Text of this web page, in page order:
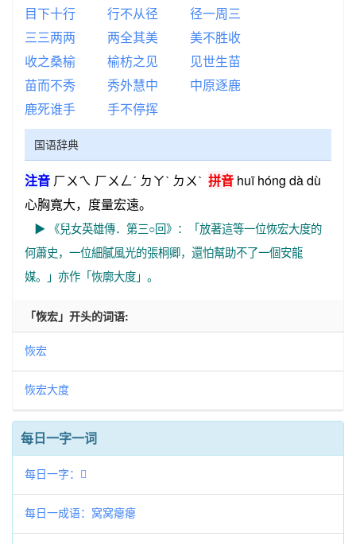
目下十行
行不从径
径一周三
三三两两
两全其美
美不胜收
收之桑榆
榆枋之见
见世生苗
苗而不秀
秀外慧中
中原逐鹿
鹿死谁手
手不停挥
国语辞典
注音 ㄏㄨㄟ ㄏㄨㄥˊ ㄉㄚˋ ㄉㄨˋ 拼音 huī hóng dà dù
心胸寬大，度量宏遠。
▶ 《兒女英雄傳．第三○回》：「放著這等一位恢宏大度的
何蕭史，一位細膩風光的張桐卿，還怕幫助不了一個安龍
媒。」亦作「恢廓大度」。
「恢宏」开头的词语:
恢宏
恢宏大度
每日一字一词
每日一字：𧈆
每日一成语：窝窝瘪瘪